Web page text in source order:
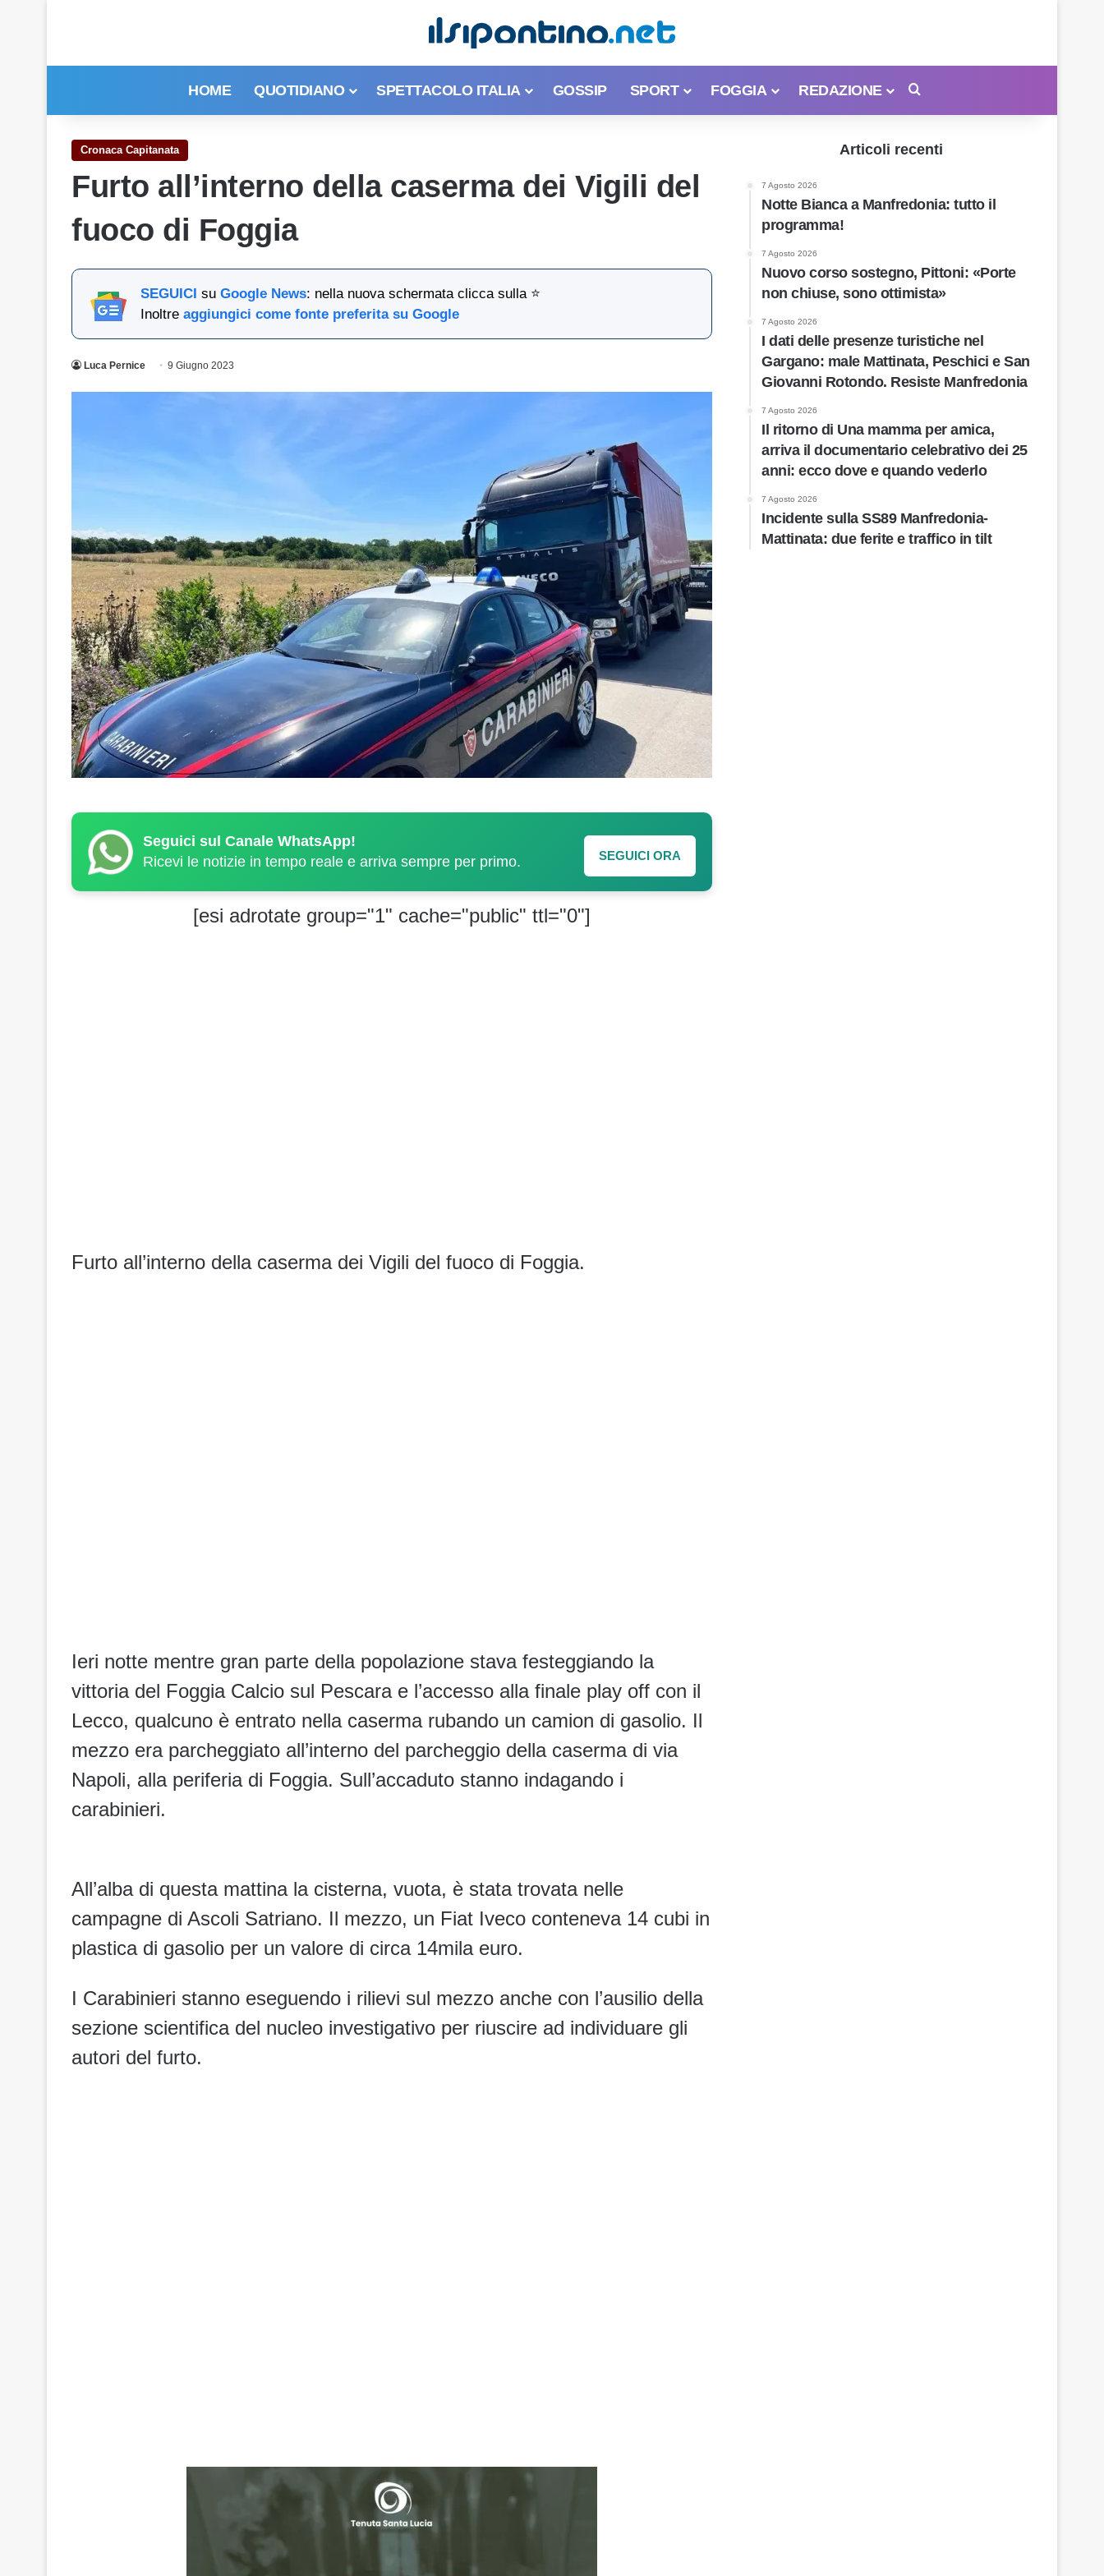
HOME QUOTIDIANO SPETTACOLO ITALIA GOSSIP SPORT FOGGIA REDAZIONE
Cronaca Capitanata
Furto all’interno della caserma dei Vigili del
fuoco di Foggia
SEGUICI su Google News: nella nuova schermata clicca sulla ⭐
Inoltre aggiungici come fonte preferita su Google
Luca Pernice 9 Giugno 2023
Seguici sul Canale WhatsApp!
Ricevi le notizie in tempo reale e arriva sempre per primo.
SEGUICI ORA
[esi adrotate group="1" cache="public" ttl="0"]
Furto all’interno della caserma dei Vigili del fuoco di Foggia.
Ieri notte mentre gran parte della popolazione stava festeggiando la
vittoria del Foggia Calcio sul Pescara e l’accesso alla finale play off con il
Lecco, qualcuno è entrato nella caserma rubando un camion di gasolio. Il
mezzo era parcheggiato all’interno del parcheggio della caserma di via
Napoli, alla periferia di Foggia. Sull’accaduto stanno indagando i
carabinieri.
All’alba di questa mattina la cisterna, vuota, è stata trovata nelle
campagne di Ascoli Satriano. Il mezzo, un Fiat Iveco conteneva 14 cubi in
plastica di gasolio per un valore di circa 14mila euro.
I Carabinieri stanno eseguendo i rilievi sul mezzo anche con l’ausilio della
sezione scientifica del nucleo investigativo per riuscire ad individuare gli
autori del furto.
Articoli recenti
7 Agosto 2026
Notte Bianca a Manfredonia: tutto il
programma!
7 Agosto 2026
Nuovo corso sostegno, Pittoni: «Porte
non chiuse, sono ottimista»
7 Agosto 2026
I dati delle presenze turistiche nel
Gargano: male Mattinata, Peschici e San
Giovanni Rotondo. Resiste Manfredonia
7 Agosto 2026
Il ritorno di Una mamma per amica,
arriva il documentario celebrativo dei 25
anni: ecco dove e quando vederlo
7 Agosto 2026
Incidente sulla SS89 Manfredonia-
Mattinata: due ferite e traffico in tilt